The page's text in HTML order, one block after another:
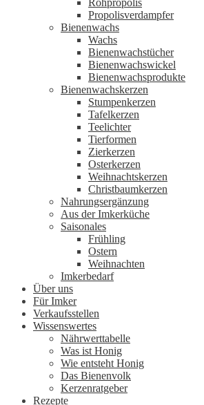
Rohpropolis
Propolisverdampfer
Bienenwachs
Wachs
Bienenwachstücher
Bienenwachswickel
Bienenwachsprodukte
Bienenwachskerzen
Stumpenkerzen
Tafelkerzen
Teelichter
Tierformen
Zierkerzen
Osterkerzen
Weihnachtskerzen
Christbaumkerzen
Nahrungsergänzung
Aus der Imkerküche
Saisonales
Frühling
Ostern
Weihnachten
Imkerbedarf
Über uns
Für Imker
Verkaufsstellen
Wissenswertes
Nährwerttabelle
Was ist Honig
Wie entsteht Honig
Das Bienenvolk
Kerzenratgeber
Rezepte